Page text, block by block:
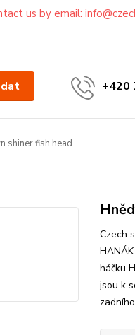
us by email:
+420
shiner fish head
Czech
háčku
jsou k